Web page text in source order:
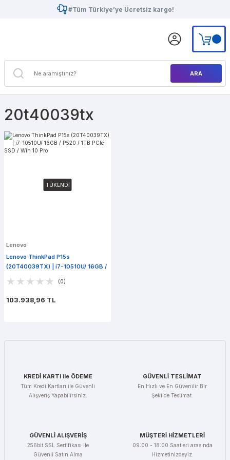
#Tüm Türkiye’ye Ücretsiz kargo!
ARA
20t40039tx
TÜKENDİ
Lenovo
Lenovo ThinkPad P15s
(20T40039TX) | i7-10510U/ 16GB /
(0)
103.938,96 TL
KREDİ KARTI ile ÖDEME
Tüm Kredi Kartları ile Güvenli
Alışveriş Yapabilirsiniz.
GÜVENLİ TESLİMAT
En Hızlı ve En Güvenilir Bir
Şekilde Teslimat.
GÜVENLİ ALIŞVERİŞ
256bit SSL Sertifikası ile
Güvenli Satın Alma
MÜŞTERİ HİZMETLERİ
09:00 - 18:00 Saatleri arasında
Hizmetinizdeyiz.